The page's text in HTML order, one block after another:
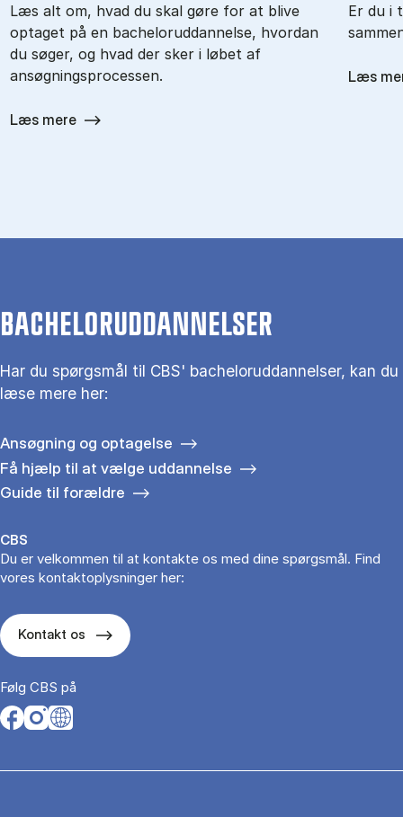
Læs alt om, hvad du skal gøre for at blive
optaget på en bacheloruddannelse, hvordan
du søger, og hvad der sker i løbet af
ansøgningsprocessen.
Læs mere
Er du i
Læs
BACHELORUDDANNELSER
Har du spørgsmål til CBS' bacheloruddannelser, kan du
læse mere her:
Ansøgning og optagelse
Få hjælp til at vælge uddannelse
Guide til forældre
CBS
Du er velkommen til at kontakte os med dine spørgsmål. Find
vores kontaktoplysninger her:
Kontakt os
Følg CBS på
Opens in a new tab
Opens in a new tab
Opens in a new tab